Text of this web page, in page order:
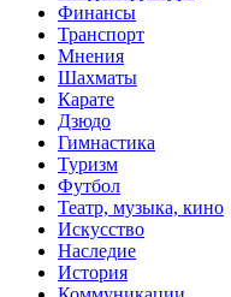
Финансы
Транспорт
Мнения
Шахматы
Карате
Дзюдо
Гимнастика
Туризм
Футбол
Театр, музыка, кино
Искусство
Наследие
История